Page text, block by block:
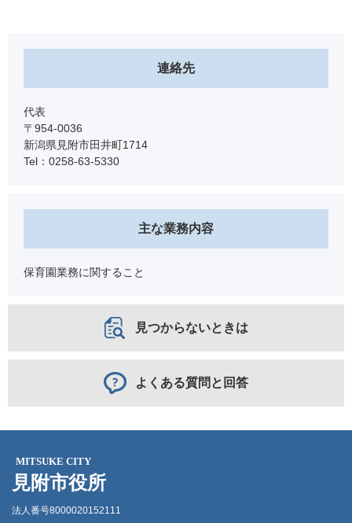
連絡先
代表
〒954-0036
新潟県見附市田井町1714
Tel：0258-63-5330
主な業務内容
保育園業務に関すること
見つからないときは
よくある質問と回答
MITSUKE CITY
見附市役所
法人番号8000020152111